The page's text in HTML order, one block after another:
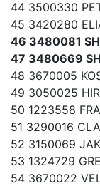
44 3500330
45 3420280
46 3480081
47 3480669
48 3670005
49 3050025
50 1223558
51 3290016
52 3150069
53 1324729
54 3670022